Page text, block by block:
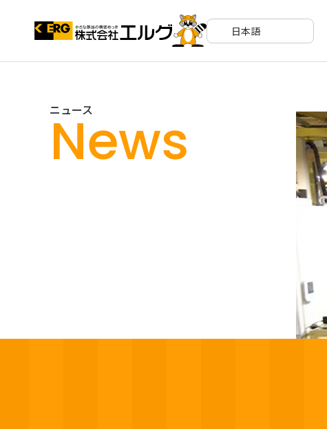
ニュース
News